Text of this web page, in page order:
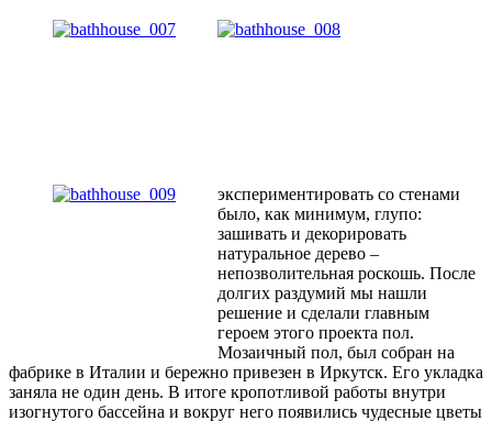
экспериментировать со стенами
было, как минимум, глупо:
зашивать и декорировать
натуральное дерево –
непозволительная роскошь. После
долгих раздумий мы нашли
решение и сделали главным
героем этого проекта пол.
Мозаичный пол, был собран на
фабрике в Италии и бережно привезен в Иркутск. Его укладка
заняла не один день. В итоге кропотливой работы внутри
изогнутого бассейна и вокруг него появились чудесные цветы